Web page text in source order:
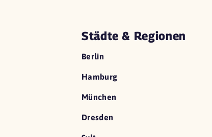
Städte & Regionen
Berlin
Hamburg
München
Dresden